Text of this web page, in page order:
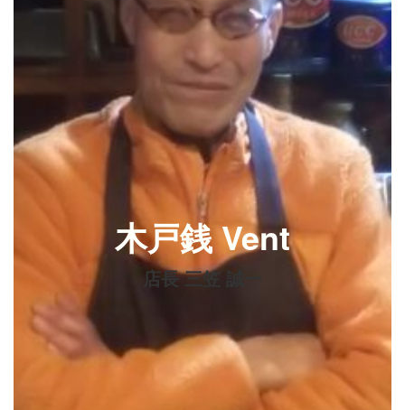
木戸銭 Vent
店長 三笠 誠一